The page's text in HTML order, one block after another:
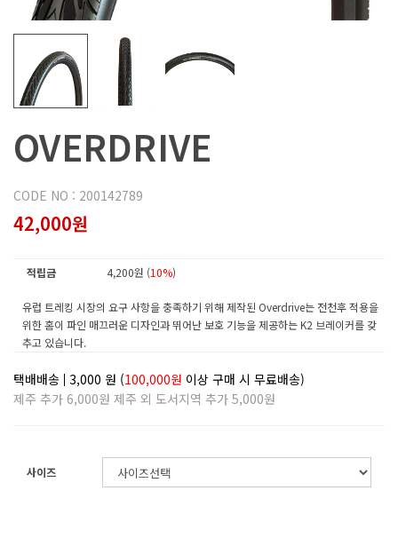
OVERDRIVE
CODE NO : 200142789
42,000원
적립금 4,200원 (10%)
유럽 트레킹 시장의 요구 사항을 충족하기 위해 제작된 Overdrive는 전천후 적용을
위한 홈이 파인 매끄러운 디자인과 뛰어난 보호 기능을 제공하는 K2 브레이커를 갖
추고 있습니다.
택배배송 3,000 원 (100,000원 이상 구매 시 무료배송)
제주 추가 6,000원 제주 외 도서지역 추가 5,000원
사이즈